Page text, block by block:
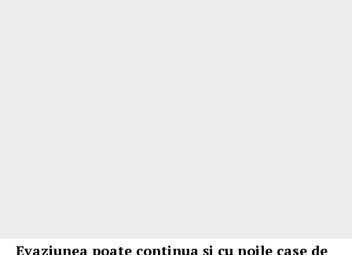
Evaziunea poate continua și cu noile case de